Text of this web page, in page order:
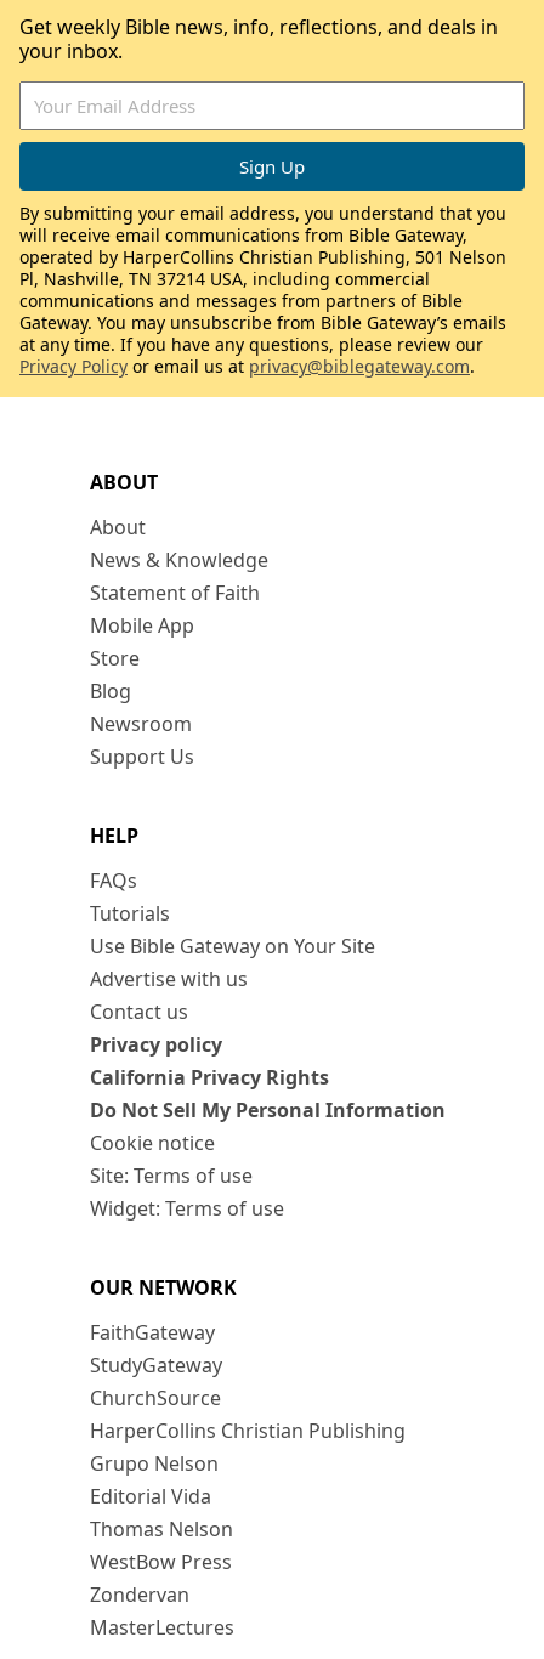
ABOUT
About
News & Knowledge
Statement of Faith
Mobile App
Store
Blog
Newsroom
Support Us
HELP
FAQs
Tutorials
Use Bible Gateway on Your Site
Advertise with us
Contact us
Privacy policy
California Privacy Rights
Do Not Sell My Personal Information
Cookie notice
Site: Terms of use
Widget: Terms of use
OUR NETWORK
FaithGateway
StudyGateway
ChurchSource
HarperCollins Christian Publishing
Grupo Nelson
Editorial Vida
Thomas Nelson
WestBow Press
Zondervan
MasterLectures
Get weekly Bible news, info, reflections, and deals in
your inbox.
By submitting your email address, you understand that you
will receive email communications from Bible Gateway,
operated by HarperCollins Christian Publishing, 501 Nelson
Pl, Nashville, TN 37214 USA, including commercial
communications and messages from partners of Bible
Gateway. You may unsubscribe from Bible Gateway’s emails
at any time. If you have any questions, please review our
Privacy Policy or email us at privacy@biblegateway.com.